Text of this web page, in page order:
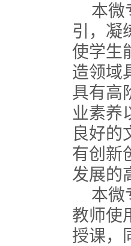
本微
引，凝
使学生
造领域
具有高
业素养
良好的
有创新
发展的
本微
教师使
授课，